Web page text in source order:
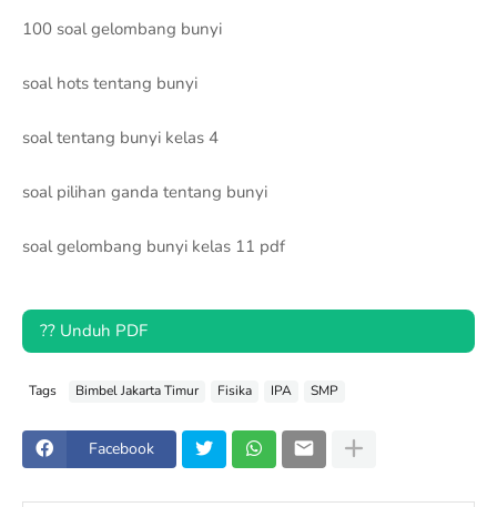
100 soal gelombang bunyi
soal hots tentang bunyi
soal tentang bunyi kelas 4
soal pilihan ganda tentang bunyi
soal gelombang bunyi kelas 11 pdf
?? Unduh PDF
Tags Bimbel Jakarta Timur Fisika IPA SMP
Facebook